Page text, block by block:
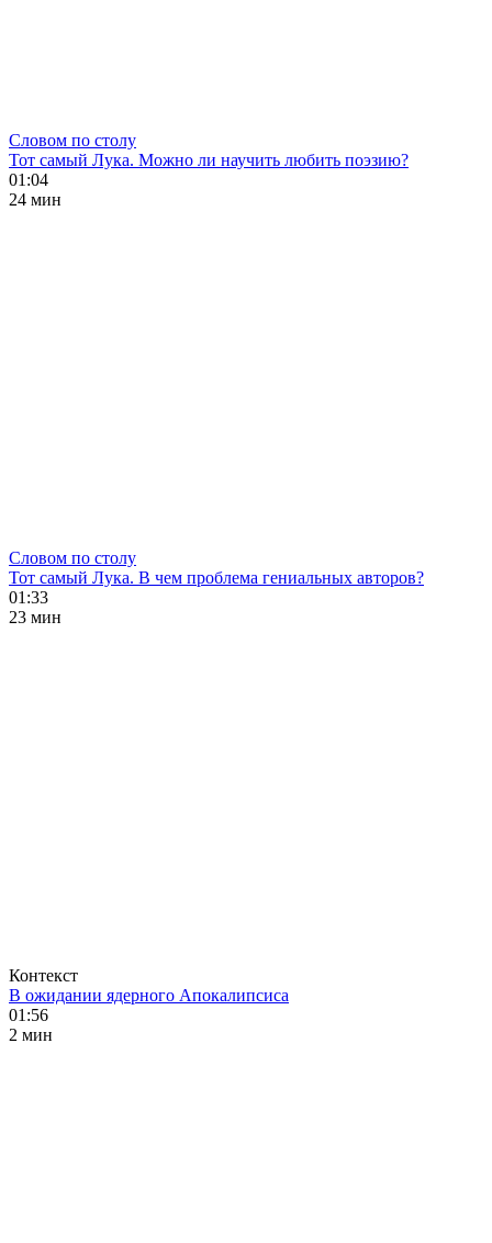
Словом по столу
Тот самый Лука. Можно ли научить любить поэзию?
01:04
24 мин
Словом по столу
Тот самый Лука. В чем проблема гениальных авторов?
01:33
23 мин
Контекст
В ожидании ядерного Апокалипсиса
01:56
2 мин